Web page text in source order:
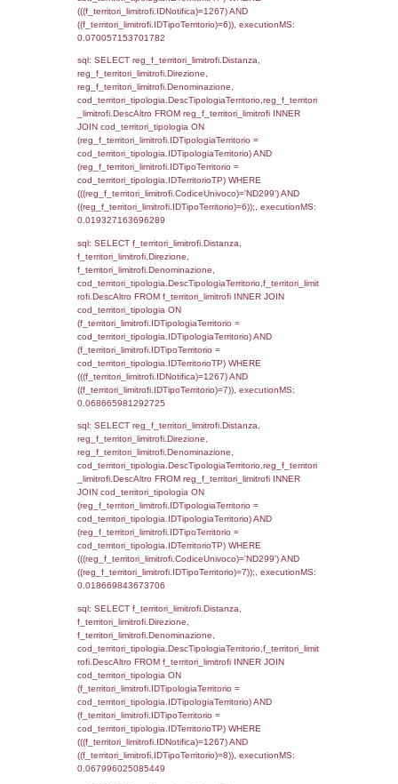
sql: SELECT
SEPARATOR '; ') AS DescAltro,
reg_f_territori_limitrofi INNER JOIN
ON
cod_territori_tipologia.IDTipologiaTerritorio
reg_f_territori_limitrofi.IDTipoTerritorio =
cod_territori_tipologia.IDTerritorioTP)
((reg_f_territori_limitrofi.CodiceUnivoco)
cod_territori_tipologia.IDTerritorioTP=1)
sql: SELECT f_territori_limitrofi.Distanza,
f_territori_limitrofi.Direzione,
f_territori_limitrofi.Denominazione,
f_territori_limitrofi.DescAltro,
f_territori_limitrofi INNER JOIN
(f_territori_limitrofi.IDTipologiaTerritorio =
(f_territori_limitrofi.IDTipoTerritorio =
cod_territori_tipologia.IDTerritorioTP)
(((f_territori_limitrofi.IDNotifica)=1267) AND
((f_territori_limitrofi.IDTipoTerritorio)=2)),
0.068904876708984
sql: SELECT
reg_f_territori_limitrofi.Direzione,
reg_f_territori_limitrofi.Denominazione,
reg_f_territori_limitrofi.DescAltro FROM
reg_f_territori_limitrofi INNER JOIN
ON
cod_territori_tipologia.IDTipologiaTerritorio)
(reg_f_territori_limitrofi.IDTipoTerritorio =
cod_territori_tipologia.IDTerritorioTP)